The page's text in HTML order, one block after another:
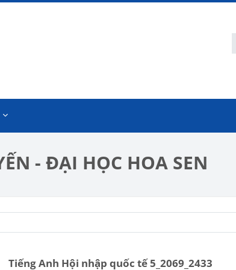
- ĐẠI HỌC HOA SEN
Tiếng Anh Hội nhập quốc tế 5_2069_2433